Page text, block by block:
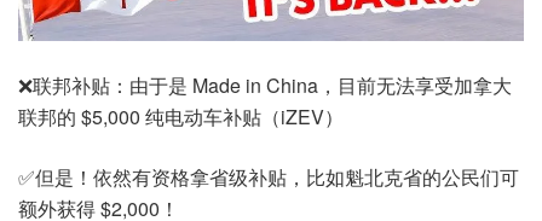
❌联邦补贴：由于是 Made in China，目前无法享受加拿大
联邦的 $5,000 纯电动车补贴（iZEV）
✅但是！依然有资格拿省级补贴，比如魁北克省的公民们可
额外获得 $2,000！